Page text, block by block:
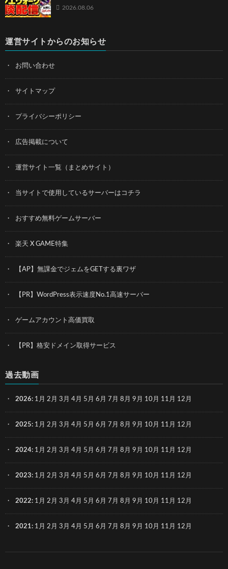
2026.08.06
運営サイトからのお知らせ
お問い合わせ
サイトマップ
プライバシーポリシー
広告掲載について
運営サイト一覧（まとめサイト）
当サイトで使用しているサーバーはコチラ
おすすめ無料ゲームサーバー
楽天 X GAME特集
【AP】無課金でジェムをGETする裏ワザ
【PR】WordPress表示速度No.1高速サーバー
ゲームアカウント高価買取
【PR】格安ドメイン取得サービス
過去動画
2026: 1月 2月 3月 4月 5月 6月 7月 8月 9月 10月 11月 12月
2025: 1月 2月 3月 4月 5月 6月 7月 8月 9月 10月 11月 12月
2024: 1月 2月 3月 4月 5月 6月 7月 8月 9月 10月 11月 12月
2023: 1月 2月 3月 4月 5月 6月 7月 8月 9月 10月 11月 12月
2022: 1月 2月 3月 4月 5月 6月 7月 8月 9月 10月 11月 12月
2021: 1月 2月 3月 4月 5月 6月 7月 8月 9月 10月 11月 12月